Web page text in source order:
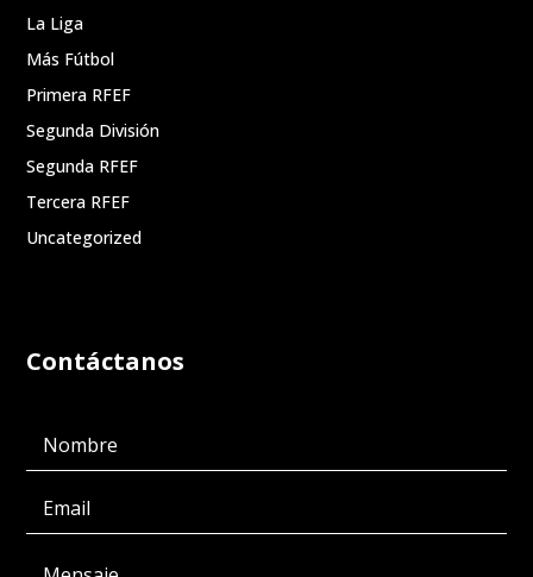
La Liga
Más Fútbol
Primera RFEF
Segunda División
Segunda RFEF
Tercera RFEF
Uncategorized
Contáctanos